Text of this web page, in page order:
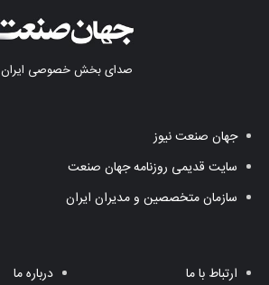
صدای بخش خصوصی ایران
جهان صنعت نیوز
سایت قدیمی روزنامه جهان صنعت
سازمان متخصصین و مدیران ایران
ارتباط با ما درباره ما